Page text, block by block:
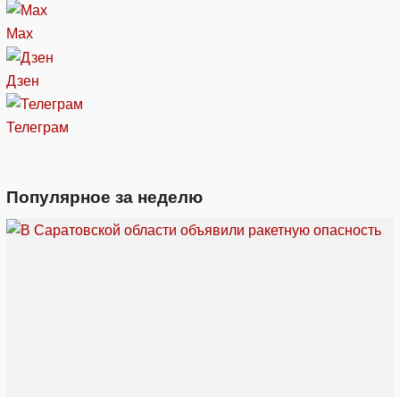
Max
Дзен
Телеграм
Популярное за неделю